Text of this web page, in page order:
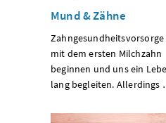
Mund & Zähne
mit dem ersten Milchzahn
beginnen und uns ein
lang begleiten. Allerdings